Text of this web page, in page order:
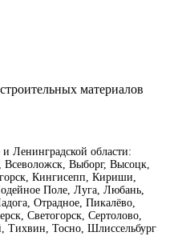
материалов
Ленинградской области:
Всеволожск, Выборг, Высоцк,
Кингисепп, Кириши,
Поле, Луга, Любань,
Отрадное, Пикалёво,
Светогорск, Сертолово,
Тихвин, Тосно, Шлиссельбург